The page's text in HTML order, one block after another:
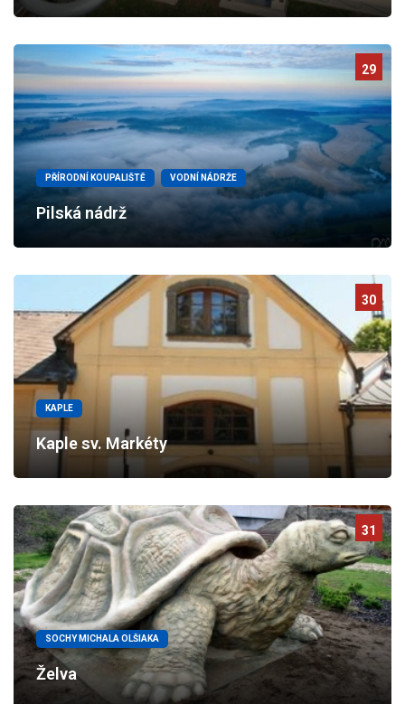
29
PŘÍRODNÍ KOUPALIŠTĚ VODNÍ NÁDRŽE
Pilská nádrž
30
KAPLE
Kaple sv. Markéty
31
SOCHY MICHALA OLŠIAKA
Želva